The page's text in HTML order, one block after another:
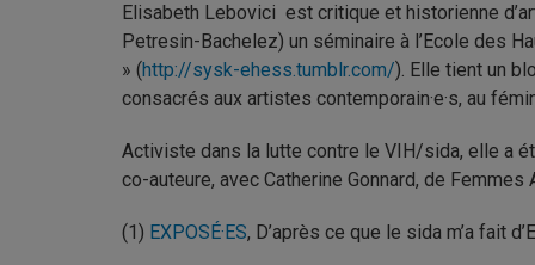
Elisabeth Lebovici est critique et historienne
Petresin-Bachelez) un séminaire à l’Ecole des
» (http://sysk-ehess.tumblr.com/). Elle tient un
consacrés aux artistes contemporain·e·s, au
Activiste dans la lutte contre le VIH/sida, elle a
co-auteure, avec Catherine Gonnard, de
(1) EXPOSÉ·ES, D’après ce que le sida m’a fait